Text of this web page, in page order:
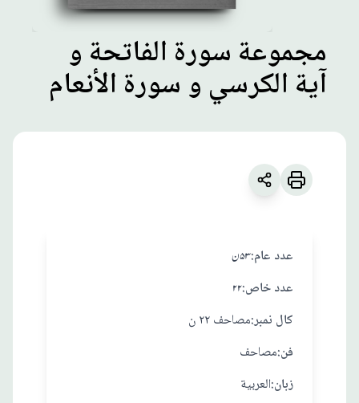
مطبوعات
مجموعة سورة
الفاتحة و آية
مجموعة سورة الفاتحة و
آية الكرسي و سورة الأنعام
۵۳ ن :عدد عام
۲۲ :عدد خاص
مصاحف ٢٢ ن:کال نمبر
مصاحف :فن
العربية :زبان